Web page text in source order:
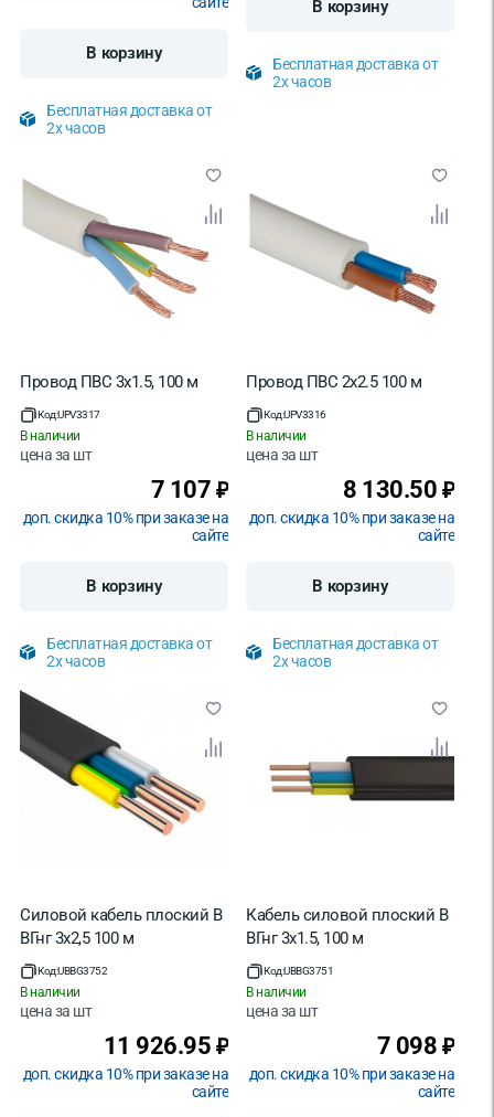
В корзину
Бесплатная доставка от
2х часов
В корзину
Бесплатная доставка от
2х часов
Провод ПВС 3х1.5, 100 м
Код:UPV3317
В наличии
цена за шт
7 107 ₽
доп. скидка 10% при заказе на
сайте
В корзину
Бесплатная доставка от
2х часов
Провод ПВС 2х2.5 100 м
Код:UPV3316
В наличии
цена за шт
8 130.50 ₽
доп. скидка 10% при заказе на
сайте
В корзину
Бесплатная доставка от
2х часов
Силовой кабель плоский В
ВГнг 3х2,5 100 м
Код:UBBG3752
В наличии
цена за шт
11 926.95 ₽
доп. скидка 10% при заказе на
сайте
Кабель силовой плоский В
ВГнг 3х1.5, 100 м
Код:UBBG3751
В наличии
цена за шт
7 098 ₽
доп. скидка 10% при заказе на
сайте